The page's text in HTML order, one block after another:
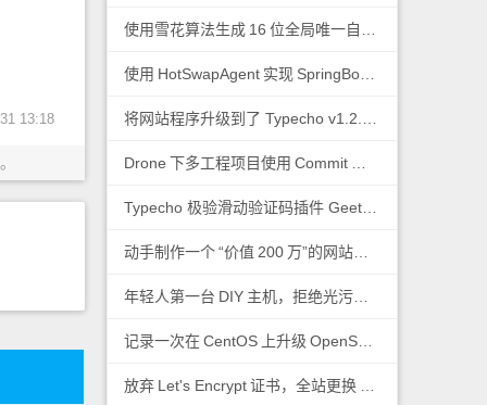
13:18
使用雪花算法生成 16 位全局唯一自增
使用 HotSwapAgent 实现 SpringBoot
Drone 下多工程项目使用 Commit
动手制作一个“价值 200万”的网站图标
年轻人第一台 DIY 主机，拒绝光污染！
记录一次在CentOS 上升级 OpenSSL
放弃 Let's Encrypt证书，全站更换